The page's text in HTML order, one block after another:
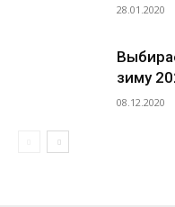
28.01.2020
зиму
08.12.2020